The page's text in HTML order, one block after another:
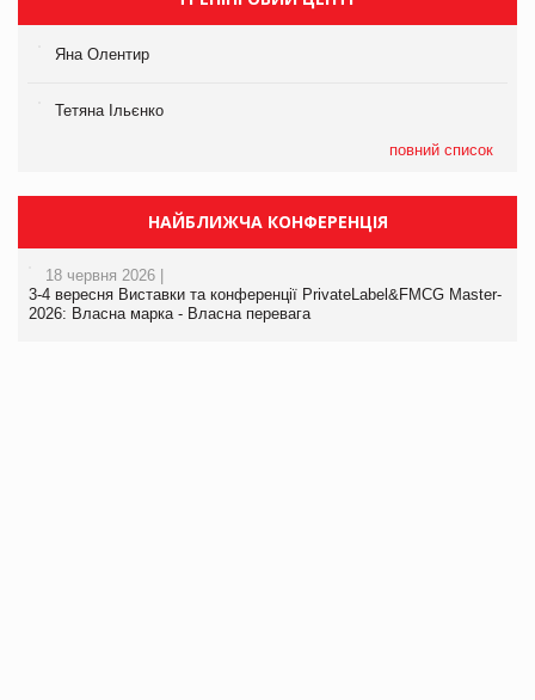
Яна Олентир
Тетяна Ільєнко
повний список
НАЙБЛИЖЧА КОНФЕРЕНЦІЯ
18 червня 2026 |
3-4 вересня Виставки та конференції PrivateLabel&FMCG Master-
2026: Власна марка - Власна перевага